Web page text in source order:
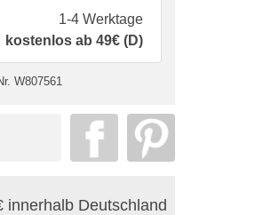
1-4 Werktage
kostenlos ab 49€ (D)
W807561
innerhalb Deutschland